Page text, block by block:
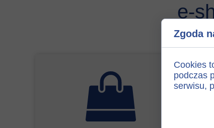
e-
Zgoda
Cookies
podczas
serwisu,